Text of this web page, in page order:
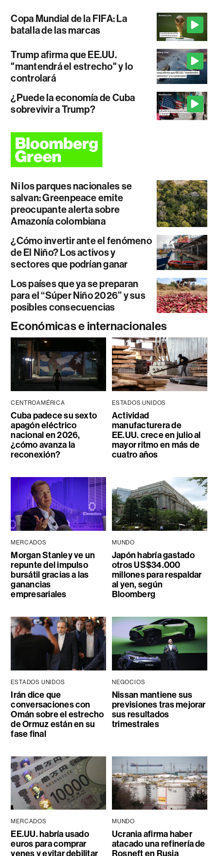
Copa Mundial de la FIFA: La
batalla de las marcas
Trump afirma que EE.UU.
"mantendrá el estrecho" y lo
controlará
¿Puede la economía de Cuba
sobrevivir a Trump?
Ni los parques nacionales se
salvan: Greenpeace emite
preocupante alerta sobre
Amazonía colombiana
¿Cómo invertir ante el fenómeno
de El Niño? Los activos y
sectores que podrían ganar
Los países que ya se preparan
para el “Súper Niño 2026” y sus
posibles consecuencias
Económicas e internacionales
CENTROAMÉRICA
Cuba padece su sexto
apagón eléctrico
nacional en 2026,
¿cómo avanza la
reconexión?
ESTADOS UNIDOS
Actividad
manufacturera de
EE.UU. crece en julio al
mayor ritmo en más de
cuatro años
MERCADOS
Morgan Stanley ve un
repunte del impulso
bursátil gracias a las
ganancias
empresariales
MUNDO
Japón habría gastado
otros US$34.000
millones para respaldar
al yen, según
Bloomberg
ESTADOS UNIDOS
Irán dice que
conversaciones con
Omán sobre el estrecho
de Ormuz están en su
fase final
NEGOCIOS
Nissan mantiene sus
previsiones tras mejorar
sus resultados
trimestrales
MERCADOS
EE.UU. habría usado
euros para comprar
yenes y evitar debilitar
MUNDO
Ucrania afirma haber
atacado una refinería de
Rosneft en Rusia